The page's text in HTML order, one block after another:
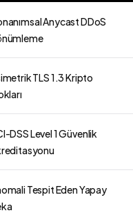
Anycast DDoS
TLS 1.3 Kripto
DSS Level 1 Güvenlik
Tespit Eden Yapay